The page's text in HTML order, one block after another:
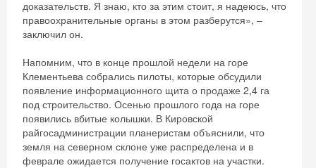
доказательств. Я знаю, кто за этим стоит, я надеюсь, что
правоохранительные органы в этом разберутся», –
заключил он.
Напомним, что в конце прошлой недели на горе
Клементьева собрались пилоты, которые обсудили
появление информационного щита о продаже 2,4 га
под строительство. Осенью прошлого года на горе
появились вбитые колышки. В Кировской
райгосадминистрации планеристам объяснили, что
земля на северном склоне уже распределена и в
феврале ожидается получение госактов на участки.